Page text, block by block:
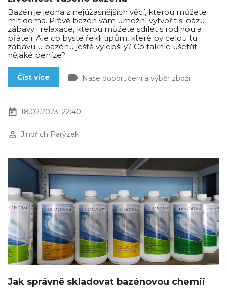
Bazén je jedna z nejúžasnějších věcí, kterou můžete
mít doma. Právě bazén vám umožní vytvořit si oázu
zábavy i relaxace, kterou můžete sdílet s rodinou a
přáteli. Ale co byste řekli tipům, které by celou tu
zábavu u bazénu ještě vylepšily? Co takhle ušetřit
nějaké peníze?
Číst více label Naše doporučení a výběr zboží
today 18.02.2023, 22:40
perm_identity Jindřich Parýzek
Jak správně skladovat bazénovou chemii